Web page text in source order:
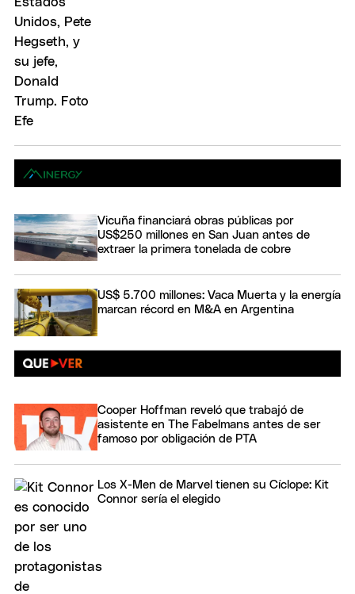
Vicuña financiará obras públicas por
US$250 millones en San Juan antes de
extraer la primera tonelada de cobre
US$ 5.700 millones: Vaca Muerta y la energía
marcan récord en M&A en Argentina
Cooper Hoffman reveló que trabajó de
asistente en The Fabelmans antes de ser
famoso por obligación de PTA
Los X-Men de Marvel tienen su Cíclope: Kit
Connor sería el elegido